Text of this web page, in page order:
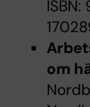
om